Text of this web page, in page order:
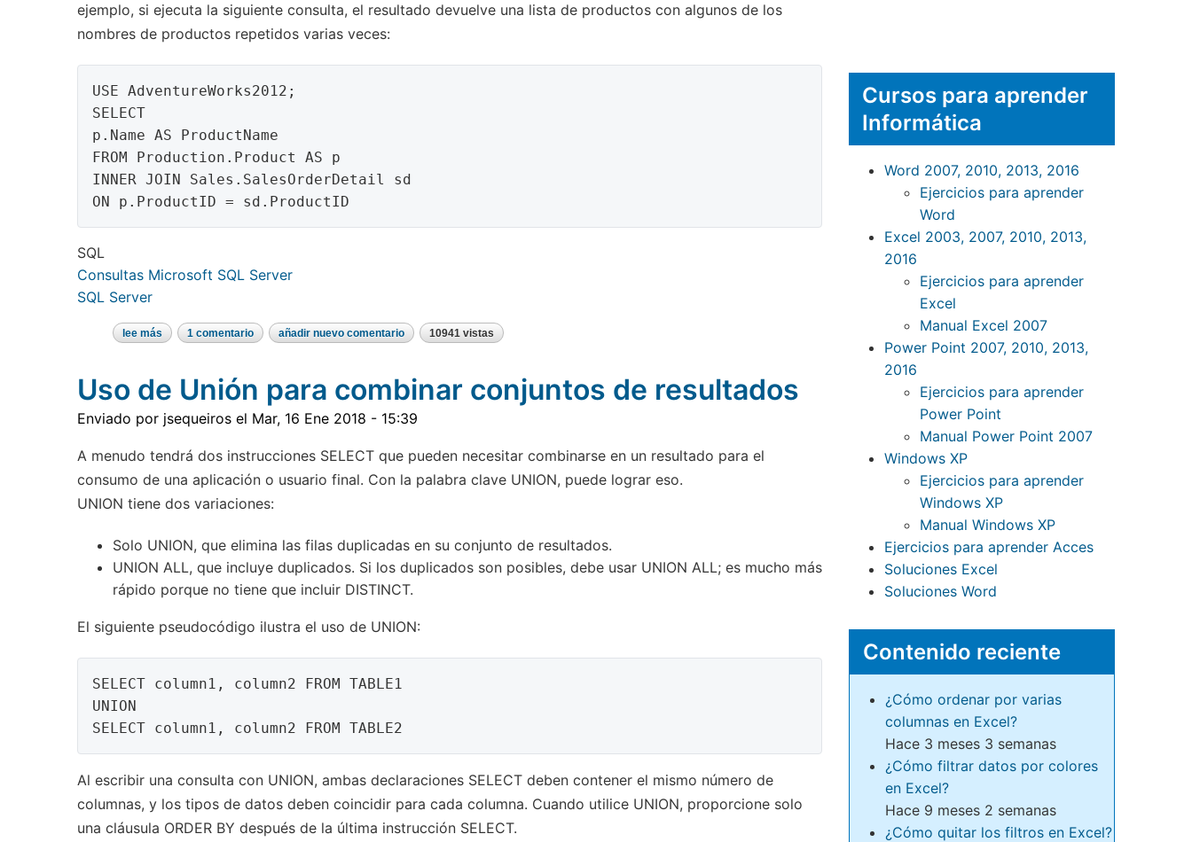
ejemplo, si ejecuta la siguiente consulta, el resultado devuelve una lista de productos con algunos de los
nombres de productos repetidos varias veces:
USE AdventureWorks2012;
SELECT
p.Name AS ProductName
FROM Production.Product AS p
INNER JOIN Sales.SalesOrderDetail sd
SQL
Consultas Microsoft SQL Server
SQL Server
lee más sobre
clausula
null
1 comentario añadir nuevo comentario 10941 vistas
Uso de Unión para combinar conjuntos de resultados
Enviado por jsequeiros el Mar, 16 Ene 2018 - 15:39
A menudo tendrá dos instrucciones SELECT que pueden necesitar combinarse en un resultado para el
consumo de una aplicación o usuario final. Con la palabra clave UNION, puede lograr eso.
UNION tiene dos variaciones:
Solo UNION, que elimina las filas duplicadas en su conjunto de resultados.
UNION ALL, que incluye duplicados. Si los duplicados son posibles, debe usar UNION ALL; es mucho más
rápido porque no tiene que incluir DISTINCT.
El siguiente pseudocódigo ilustra el uso de UNION:
SELECT column1, column2 FROM TABLE1
UNION
Al escribir una consulta con UNION, ambas declaraciones SELECT deben contener el mismo número de
columnas, y los tipos de datos deben coincidir para cada columna. Cuando utilice UNION, proporcione solo
una cláusula ORDER BY después de la última instrucción SELECT.
Cursos para aprender
Informática
Word 2007, 2010, 2013, 2016
Ejercicios para aprender
Word
Excel 2003, 2007, 2010, 2013,
2016
Ejercicios para aprender
Excel
Manual Excel 2007
Power Point 2007, 2010, 2013,
2016
Ejercicios para aprender
Power Point
Manual Power Point 2007
Windows XP
Ejercicios para aprender
Windows XP
Manual Windows XP
Ejercicios para aprender Acces
Soluciones Excel
Soluciones Word
Contenido reciente
¿Cómo ordenar por varias
columnas en Excel?
Hace 3 meses 3 semanas
¿Cómo filtrar datos por colores
en Excel?
Hace 9 meses 2 semanas
¿Cómo quitar los filtros en Excel?